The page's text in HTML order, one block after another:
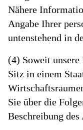
Nähere
Angabe Ihrer
untenstehend in
(4) Soweit
Sitz in einem
Sie über die
Beschreibung des